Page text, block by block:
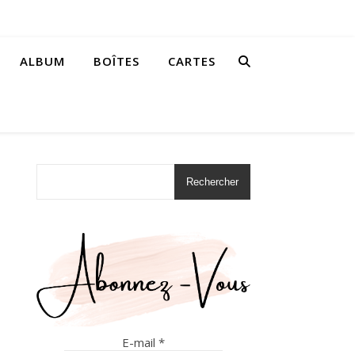
ALBUM BOÎTES CARTES
Rechercher
E-mail *